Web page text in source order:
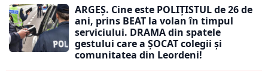
ARGEȘ. Cine este POLIȚISTUL de 26 de
ani, prins BEAT la volan în timpul
serviciului. DRAMA din spatele
gestului care a ȘOCAT colegii și
comunitatea din Leordeni!